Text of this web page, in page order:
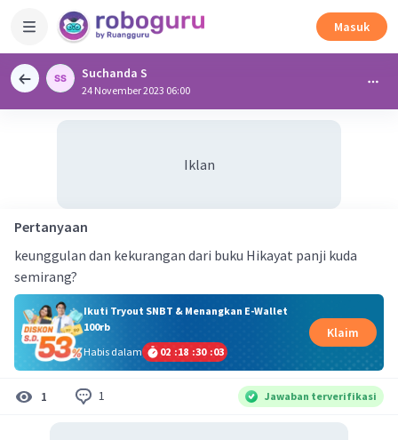
Masuk
Suchanda S
24 November 2023 06:00
Iklan
Pertanyaan
keunggulan dan kekurangan dari buku Hikayat panji kuda
semirang?
Ikuti Tryout SNBT & Menangkan E-Wallet
100rb
Habis dalam
02 :18 :30 :03
Klaim
1 1 Jawaban terverifikasi